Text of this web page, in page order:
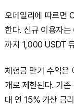
오데일리에 따르면
한다. 신규 이용자
까지 1,000 USDT
체험금 만기 수익은
개로 제한된다. 기
대 연 15% 가산 금